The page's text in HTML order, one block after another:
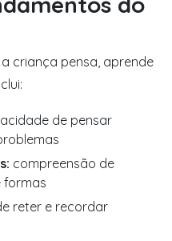
criança pensa, aprende
de pensar
compreensão de
formas
reter e recordar